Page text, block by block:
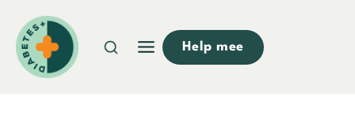
naar
inhoud
Help mee